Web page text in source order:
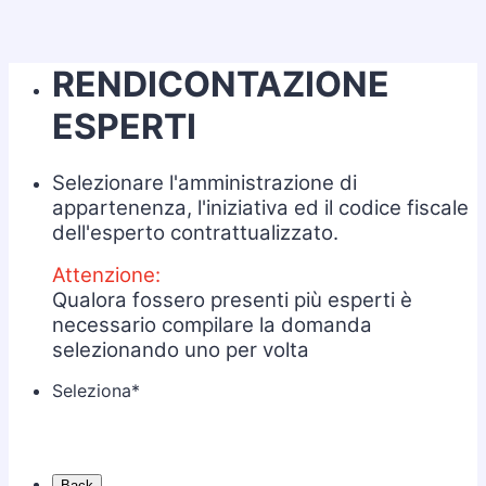
RENDICONTAZIONE
ESPERTI
Selezionare l'amministrazione di
appartenenza, l'iniziativa ed il codice fiscale
dell'esperto contrattualizzato.
Attenzione:
Qualora fossero presenti più esperti è
necessario compilare la domanda
selezionando uno per volta
Seleziona*